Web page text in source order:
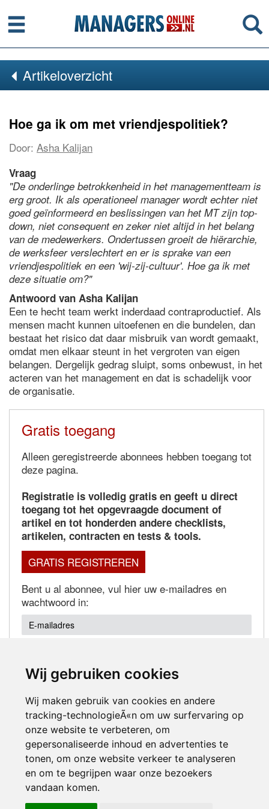
Wij gebruiken cookies
Wij maken gebruik van cookies en andere
tracking-technologieÃ«n om uw surfervaring op
onze website te verbeteren, om
gepersonaliseerde inhoud en advertenties te
tonen, om onze website verkeer te analyseren
en om te begrijpen waar onze bezoekers
vandaan komen.
Menu
Artikeloverzicht
Hoe ga ik om met vriendjespolitiek?
Door: Asha Kalijan
Vraag
"De onderlinge betrokkenheid in het managementteam is
erg groot. Ik als operationeel manager wordt echter niet
goed geïnformeerd en beslissingen van het MT zijn top-
down, niet consequent en zeker niet altijd in het belang
van de medewerkers. Ondertussen groeit de hiërarchie,
de werksfeer verslechtert en er is sprake van een
vriendjespolitiek en een 'wij-zij-cultuur'. Hoe ga ik met
deze situatie om?"
Antwoord van Asha Kalijan
Een te hecht team werkt inderdaad contraproductief. Als
mensen macht kunnen uitoefenen en die bundelen, dan
bestaat het risico dat daar misbruik van wordt gemaakt,
omdat men elkaar steunt in het vergroten van eigen
belangen. Dergelijk gedrag sluipt, soms onbewust, in het
acteren van het management en dat is schadelijk voor
de organisatie.
Gratis toegang
Alleen geregistreerde abonnees hebben toegang tot
deze pagina.
Registratie is volledig gratis en geeft u direct
toegang tot het opgevraagde document of
artikel en tot honderden andere checklists,
artikelen, contracten en tests & tools.
GRATIS REGISTREREN
Bent u al abonnee, vul hier uw e-mailadres en
wachtwoord in:
Wachtwoord vergeten?